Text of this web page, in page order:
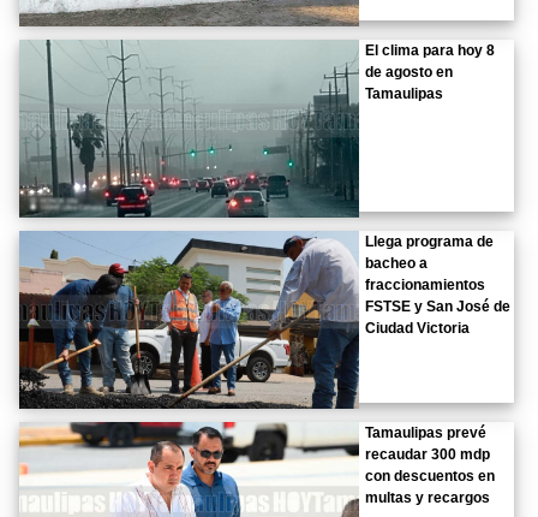
El clima para hoy 8
de agosto en
Tamaulipas
Llega programa de
bacheo a
fraccionamientos
FSTSE y San José de
Ciudad Victoria
Tamaulipas prevé
recaudar 300 mdp
con descuentos en
multas y recargos